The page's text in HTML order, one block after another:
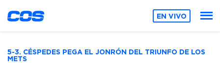
EN VIVO
5-3. CÉSPEDES PEGA EL JONRÓN DEL TRIUNFO DE LOS
METS